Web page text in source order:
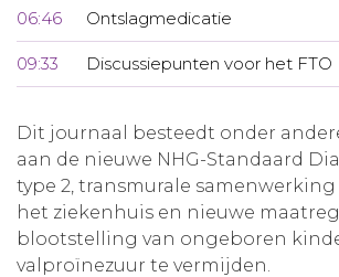
06:46 Ontslagmedicatie
09:33 Discussiepunten voor het FTO
Dit journaal besteedt onder
aan de nieuwe NHG-Standaard
type 2, transmurale
het ziekenhuis en nieuwe
blootstelling van ongeboren
valproïnezuur te vermijden.